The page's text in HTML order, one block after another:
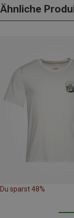
Ähnliche
Du sparst 48%